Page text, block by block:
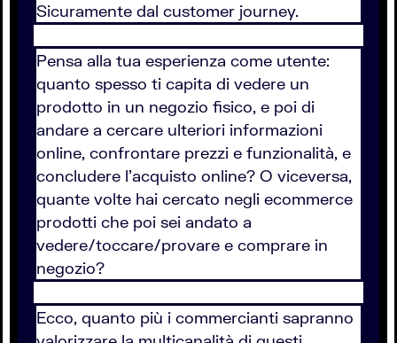
Sicuramente dal customer journey.
Pensa alla tua esperienza come utente:
quanto spesso ti capita di vedere un
prodotto in un negozio fisico, e poi di
andare a cercare ulteriori informazioni
online, confrontare prezzi e funzionalità, e
concludere l'acquisto online? O viceversa,
quante volte hai cercato negli ecommerce
prodotti che poi sei andato a
vedere/toccare/provare e comprare in
negozio?
Ecco, quanto più i commercianti sapranno